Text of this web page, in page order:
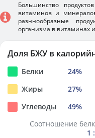
Большинство
витаминов и
разннообразные
организма в витаминах
Доля БЖУ в
Белки 24%
Жиры
27%
Углеводы
49%
Соотношение
1